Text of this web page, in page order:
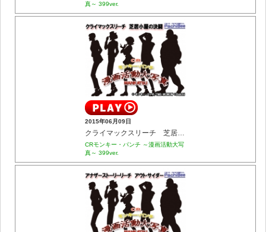
真～ 399ver.
2015年06月09日
クライマックスリーチ 芝居小屋の決闘
CRモンキー・パンチ ～漫画活動大写
真～ 399ver.